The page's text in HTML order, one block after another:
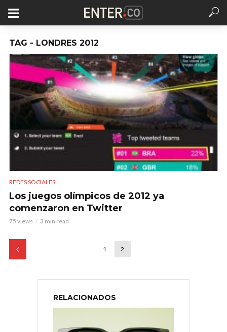
TAG - LONDRES 2012
REDES SOCIALES
Los juegos olímpicos de 2012 ya
comenzaron en Twitter
75 views 3 min read
1 2
RELACIONADOS